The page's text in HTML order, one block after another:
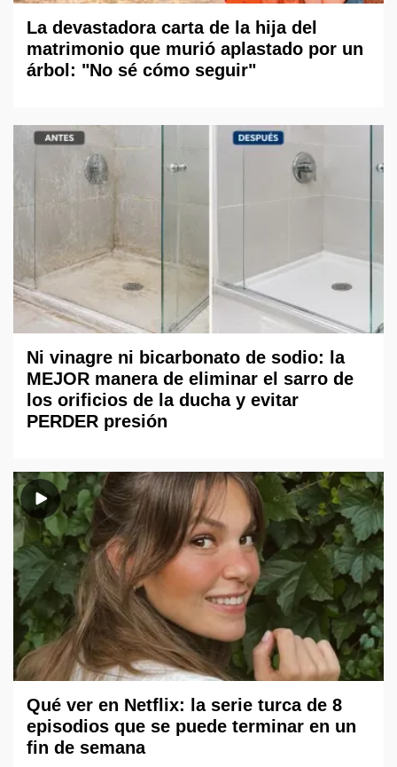
La devastadora carta de la hija del
matrimonio que murió aplastado por un
árbol: "No sé cómo seguir"
Ni vinagre ni bicarbonato de sodio: la
MEJOR manera de eliminar el sarro de
los orificios de la ducha y evitar
PERDER presión
Qué ver en Netflix: la serie turca de 8
episodios que se puede terminar en un
fin de semana